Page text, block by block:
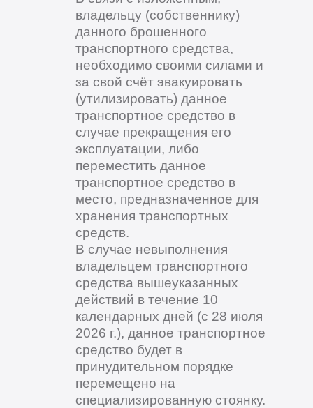
владельцу (собственнику)
данного брошенного
транспортного средства,
необходимо своими силами и
за свой счёт эвакуировать
(утилизировать) данное
транспортное средство в
случае прекращения его
эксплуатации, либо
переместить данное
транспортное средство в
место, предназначенное для
хранения транспортных
средств.
В случае невыполнения
владельцем транспортного
средства вышеуказанных
действий в течение 10
календарных дней (с 28 июля
2026 г.), данное транспортное
средство будет в
принудительном порядке
перемещено на
специализированную стоянку.